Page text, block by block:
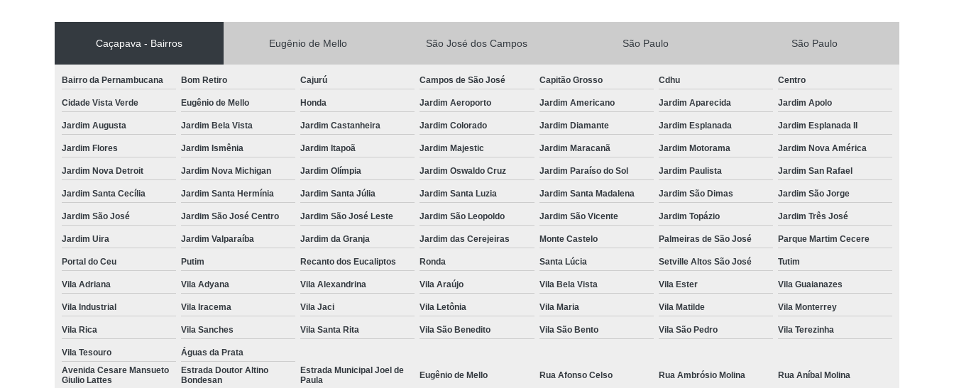
Vacina V10
Vacina V10 Importada Vacina V4 para Gatos
Veterinario 24horas
Veterinario 24hs
Veterinária 24 Horas
Veterinária 24 Horas Perto de Mim
Veterinário 24 Horas Mais Próximo
Veterinário 24 Horas Perto de Mim
Veterinário 24h
Veterinária Popular
Veterinária Popular 24 Horas
Veterinário 24 Horas Popular
Veterinário Popular
Veterinário Popular 24 Horas
Veterinário Popular 24h
Veterinário Popular Perto de Mim Veterinário Preço Popular
Caçapava - Bairros Eugênio de Mello São José dos Campos São Paulo São Paulo
Bairro da Pernambucana Bom Retiro Cajurú Campos de São José Capitão Grosso Cdhu Centro
Cidade Vista Verde Eugênio de Mello Honda Jardim Aeroporto Jardim Americano Jardim Aparecida Jardim Apolo
Jardim Augusta Jardim Bela Vista Jardim Castanheira Jardim Colorado Jardim Diamante Jardim Esplanada Jardim Esplanada II
Jardim Flores Jardim Ismênia Jardim Itapoã Jardim Majestic Jardim Maracanã Jardim Motorama Jardim Nova América
Jardim Nova Detroit Jardim Nova Michigan Jardim Olímpia Jardim Oswaldo Cruz Jardim Paraíso do Sol Jardim Paulista Jardim San Rafael
Jardim Santa Cecília Jardim Santa Hermínia Jardim Santa Júlia Jardim Santa Luzia Jardim Santa Madalena Jardim São Dimas Jardim São Jorge
Jardim São José Jardim São José Centro Jardim São José Leste Jardim São Leopoldo Jardim São Vicente Jardim Topázio Jardim Três José
Jardim Uira Jardim Valparaíba Jardim da Granja Jardim das Cerejeiras Monte Castelo Palmeiras de São José Parque Martim Cecere
Portal do Ceu Putim Recanto dos Eucaliptos Ronda Santa Lúcia Setville Altos São José Tutim
Vila Adriana Vila Adyana Vila Alexandrina Vila Araújo Vila Bela Vista Vila Ester Vila Guaianazes
Vila Industrial Vila Iracema Vila Jaci Vila Letônia Vila Maria Vila Matilde Vila Monterrey
Vila Rica Vila Sanches Vila Santa Rita Vila São Benedito Vila São Bento Vila São Pedro Vila Terezinha
Vila Tesouro
Águas da Prata
Avenida Cesare Mansueto
Giulio Lattes
Estrada Doutor Altino
Bondesan
Estrada Municipal Joel de
Paula
Eugênio de Mello Rua Afonso Celso Rua Ambrósio Molina Rua Aníbal Molina